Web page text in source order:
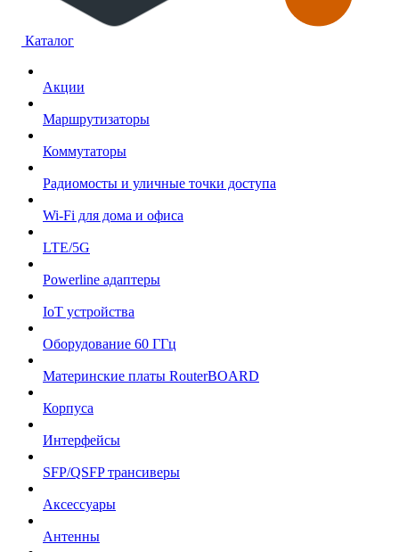
Каталог
Акции
Маршрутизаторы
Коммутаторы
Радиомосты и уличные точки доступа
Wi-Fi для дома и офиса
LTE/5G
Powerline адаптеры
IoT устройства
Оборудование 60 ГГц
Материнские платы RouterBOARD
Корпуса
Интерфейсы
SFP/QSFP трансиверы
Аксессуары
Антенны